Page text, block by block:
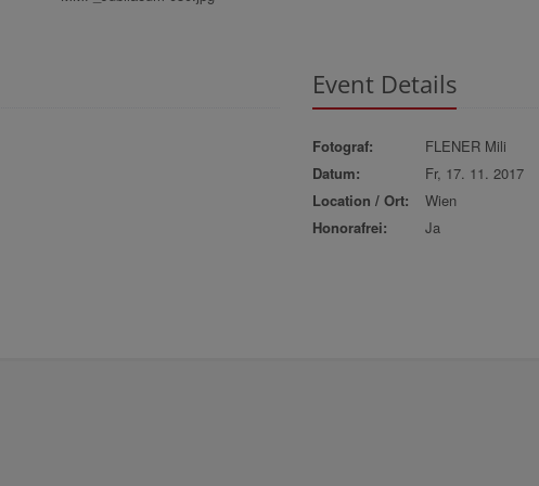
Event Details
Fotograf:
FLENER Mili
Datum:
Fr, 17. 11. 2017
Location / Ort:
Wien
Honorafrei:
Ja